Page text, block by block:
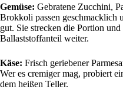
Gemüse: Gebratene Zucchini,
Brokkoli passen geschmacklich
gut. Sie strecken die Portion und
Ballaststoffanteil weiter.
Käse: Frisch geriebener
Wer es cremiger mag, probiert
dem heißen Teller.